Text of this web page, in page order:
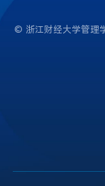
© 浙江财经大学管理